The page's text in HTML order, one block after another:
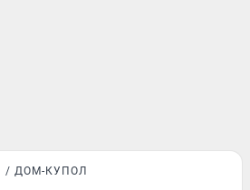
ДОМ-КУПОЛ